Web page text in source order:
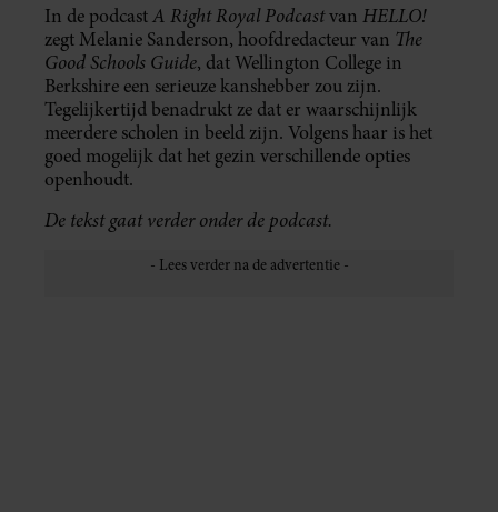
In de podcastA Right Royal Podcastvan HELLO!
zegt Melanie Sanderson, hoofdredacteur van The
Good Schools Guide, dat Wellington College in
Berkshire een serieuze kanshebber zou zijn.
Tegelijkertijd benadrukt ze dat er waarschijnlijk
meerdere scholen in beeld zijn. Volgens haar is het
goed mogelijk dat het gezin verschillende opties
openhoudt.
De tekst gaat verder onder de podcast.